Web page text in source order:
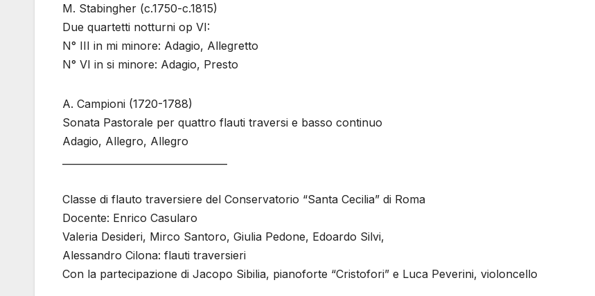
M. Stabingher (c.1750-c.1815)
Due quartetti notturni op VI:
N° III in mi minore: Adagio, Allegretto
N° VI in si minore: Adagio, Presto
A. Campioni (1720-1788)
Sonata Pastorale per quattro flauti traversi e basso continuo
Adagio, Allegro, Allegro
Classe di flauto traversiere del Conservatorio “Santa Cecilia” di Roma
Docente: Enrico Casularo
Valeria Desideri, Mirco Santoro, Giulia Pedone, Edoardo Silvi,
Alessandro Cilona: flauti traversieri
Con la partecipazione di Jacopo Sibilia, pianoforte “Cristofori” e Luca Peverini, violoncello